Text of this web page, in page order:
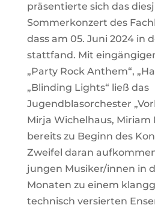
präsentierte sich das
Sommerkonzert des
dass am 05. Juni 2024 in
stattfand. Mit
„Party Rock Anthem“,
„Blinding Lights“ ließ das
Jugendblasorchester
Mirja Wichelhaus, Miriam
bereits zu Beginn des
Zweifel daran
jungen Musiker/innen in
Monaten zu einem
technisch versierten